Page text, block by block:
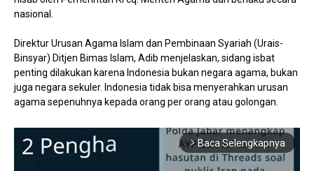
nasional.
Direktur Urusan Agama Islam dan Pembinaan Syariah (Urais-
Binsyar) Ditjen Bimas Islam, Adib menjelaskan, sidang isbat
penting dilakukan karena Indonesia bukan negara agama, bukan
juga negara sekuler. Indonesia tidak bisa menyerahkan urusan
agama sepenuhnya kepada orang per orang atau golongan.
arrow_forward_ios Baca Selengkapnya